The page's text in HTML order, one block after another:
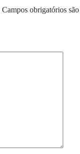
Campos obrigatórios são